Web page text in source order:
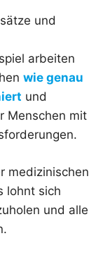
und
arbeiten
wie genau
und
Menschen mit
medizinischen
lohnt sich
und alle